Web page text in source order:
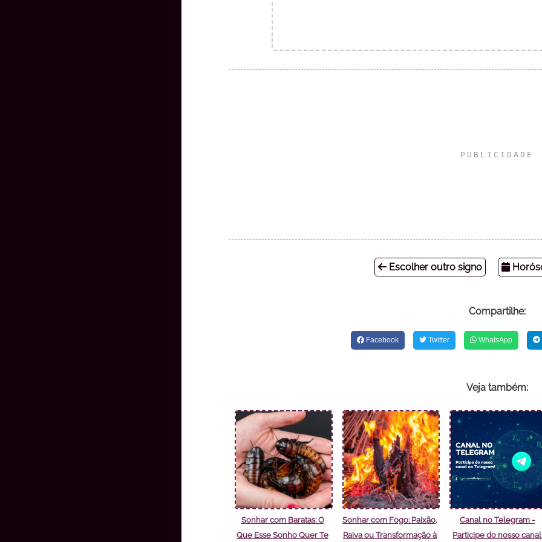
Escolher outro signo
Compartilhe:
Facebook Twitter WhatsApp
Veja também:
Sonhar com Baratas: O
Que Esse Sonho Quer Te
Sonhar com Fogo: Paixão,
Raiva ou Transformação à
Canal no Telegram -
Participe do nosso canal